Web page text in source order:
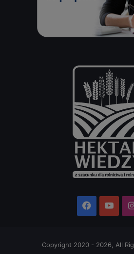
Facebook
Copyright 2020 - 2026, All